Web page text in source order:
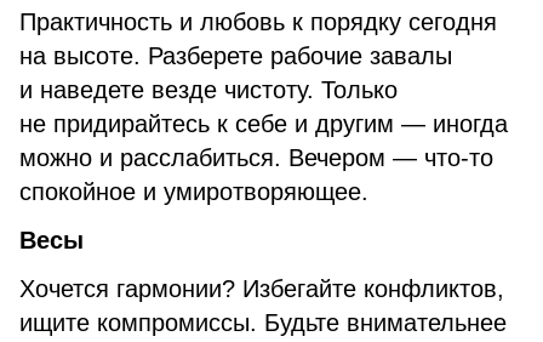
Практичность и любовь к порядку сегодня
на высоте. Разберете рабочие завалы
и наведете везде чистоту. Только
не придирайтесь к себе и другим — иногда
можно и расслабиться. Вечером — что-то
спокойное и умиротворяющее.
Весы
Хочется гармонии? Избегайте конфликтов,
ищите компромиссы. Будьте внимательнее